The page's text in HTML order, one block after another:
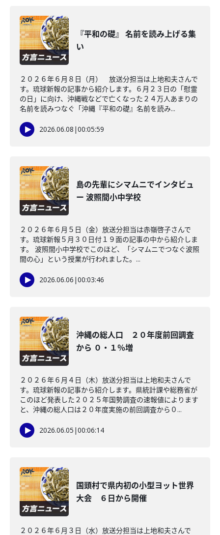
『平和の礎』 名前を読み上げる集
い
２０２６年６月８日（月） 放送分担当は上地和夫さんで
す。琉球新報の記事から紹介します。６月２３日の「慰霊
の日」に向け、沖縄戦などで亡くなった２４万人あまりの
名前を読みつなぐ「沖縄『平和の礎』名前を読み...
2026.06.08 |00:05:59
島の先輩にシマムニでインタビュ
ー 波照間小中学校
２０２６年６月５日（金）放送分担当は赤嶺啓子さんで
す。琉球新報５月３０日付１９面の記事の中から紹介しま
す。 波照間小中学校でこのほど、「シマムニでつなぐ波照
間の心」という授業が行われました。...
2026.06.06 |00:03:46
沖縄の総人口 ２０年度前回調査
から ０・１％増
２０２６年６月４日（木）放送分担当は上地和夫さんで
す。琉球新報の記事から紹介します。県統計課や総務省が
このほど発表した２０２５年国勢調査の速報値によります
と、沖縄の総人口は２０年度実施の前回調査から０...
2026.06.05 |00:06:14
国頭村で県内初の小型ヨット世界
大会 ６日から開催
２０２６年６月３日（水）放送分担当は上地和夫さんで